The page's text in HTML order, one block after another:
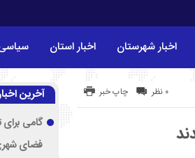
اخبار شهرستان اخبار استان
چاپ خبر ۰ نظر آخرین
گامی
فضای